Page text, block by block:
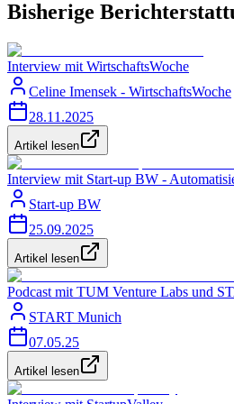
Bisherige
Interview mit WirtschaftsWoche
Celine Imensek - WirtschaftsWoche
28.11.2025
Artikel lesen
Interview mit Start-up BW -
Start-up BW
25.09.2025
Artikel lesen
Podcast mit TUM Venture Labs und
START Munich
07.05.25
Artikel lesen